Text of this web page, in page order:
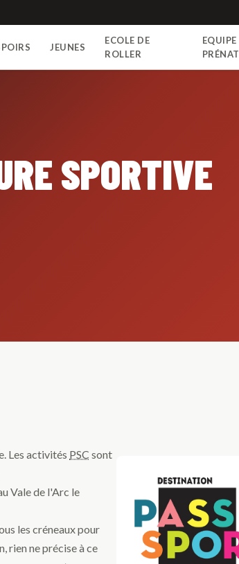
JEUNES
ECOLE DE
ROLLER
EQUIPE
PRÉNAT
SPORTIVE
Les activités PSC sont
Vale de l'Arc le
les créneaux pour
rien ne précise à ce